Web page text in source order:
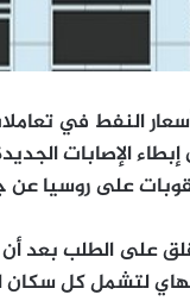
النفط في
الإصابات
على روسيا عن
على الطلب بعد
كل سكان